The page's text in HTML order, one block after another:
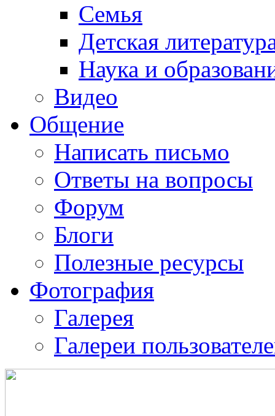
Семья
Детская
Наука и
Видео
Общение
Написать письмо
Ответы на вопросы
Форум
Блоги
Полезные ресурсы
Фотография
Галерея
Галереи